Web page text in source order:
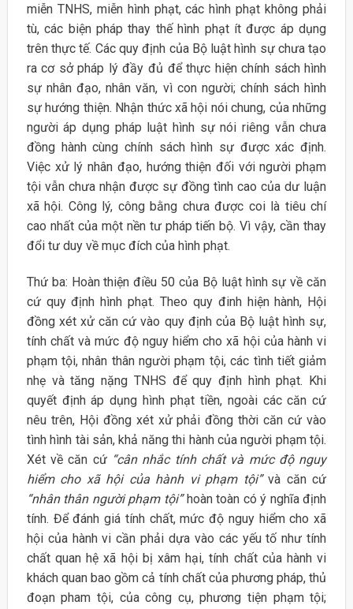
miễn TNHS, miễn hình phạt, các hình phạt không phải
tù, các biện pháp thay thế hình phạt ít được áp dụng
trên thực tế. Các quy định của Bộ luật hình sự chưa tạo
ra cơ sở pháp lý đầy đủ để thực hiện chính sách hình
sự nhân đạo, nhân văn, vì con người; chính sách hình
sự hướng thiện. Nhận thức xã hội nói chung, của những
người áp dụng pháp luật hình sự nói riêng vẫn chưa
đồng hành cùng chính sách hình sự được xác định.
Việc xử lý nhân đạo, hướng thiện đối với người phạm
tội vẫn chưa nhận được sự đồng tình cao của dư luận
xã hội. Công lý, công bằng chưa được coi là tiêu chí
cao nhất của một nền tư pháp tiến bộ. Vì vậy, cần thay
đổi tư duy về mục đích của hình phạt.
Thứ ba: Hoàn thiện điều 50 của Bộ luật hình sự về căn
cứ quy định hình phạt. Theo quy đinh hiện hành, Hội
đồng xét xử căn cứ vào quy định của Bộ luật hình sự,
tính chất và mức độ nguy hiểm cho xã hội của hành vi
phạm tội, nhân thân người phạm tội, các tình tiết giảm
nhẹ và tăng nặng TNHS để quy định hình phạt. Khi
quyết định áp dụng hình phạt tiền, ngoài các căn cứ
nêu trên, Hội đồng xét xử phải đồng thời căn cứ vào
tình hình tài sản, khả năng thi hành của người phạm tội.
Xét về căn cứ “cân nhắc tính chất và mức độ nguy
hiểm cho xã hội của hành vi phạm tội”và căn cứ
“nhân thân người phạm tội”hoàn toàn có ý nghĩa định
tính. Để đánh giá tính chất, mức độ nguy hiểm cho xã
hội của hành vi cần phải dựa vào các yếu tố như tính
chất quan hệ xã hội bị xâm hại, tính chất của hành vi
khách quan bao gồm cả tính chất của phương pháp, thủ
đoạn pham tội, của công cụ, phương tiện phạm tội;